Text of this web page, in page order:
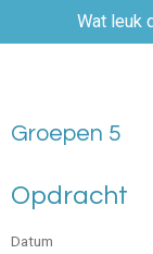
direct
hoofdinhoud
Wat leuk
Groepen 5
Opdracht
Datum